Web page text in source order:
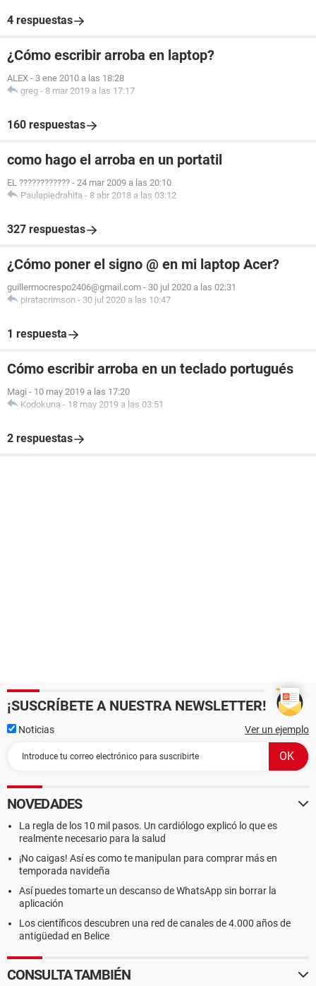
4 respuestas
¿Cómo escribir arroba en laptop?
ALEX - 3 ene 2010 a las 18:28
greg - 8 mar 2019 a las 17:17
160 respuestas
como hago el arroba en un portatil
EL ???????????? - 24 mar 2009 a las 20:10
Paulapiedrahita - 8 abr 2018 a las 03:12
327 respuestas
¿Cómo poner el signo @ en mi laptop Acer?
guillermocrespo2406@gmail.com - 30 jul 2020 a las 02:31
piratacrimson - 30 jul 2020 a las 10:47
1 respuesta
Cómo escribir arroba en un teclado portugués
Magi - 10 may 2019 a las 17:20
Kodokuna - 18 may 2019 a las 03:51
2 respuestas
¡SUSCRÍBETE A NUESTRA NEWSLETTER!
Noticias Ver un ejemplo
NOVEDADES
La regla de los 10 mil pasos. Un cardiólogo explicó lo que es
realmente necesario para la salud
¡No caigas! Así es como te manipulan para comprar más en
temporada navideña
Así puedes tomarte un descanso de WhatsApp sin borrar la
aplicación
Los científicos descubren una red de canales de 4.000 años de
antigüedad en Belice
CONSULTA TAMBIÉN